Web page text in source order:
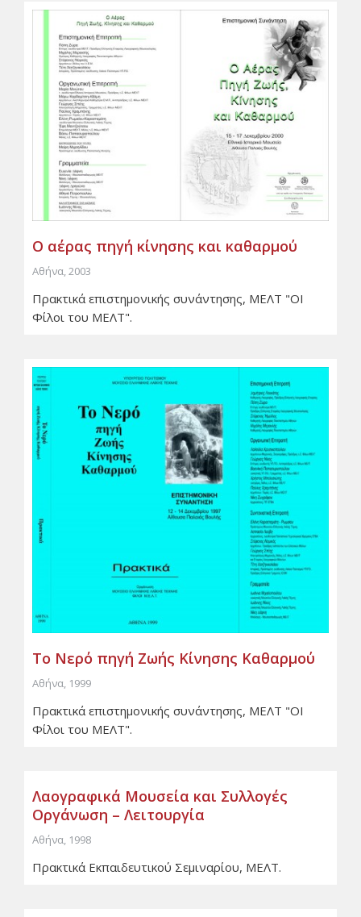
Ο αέρας πηγή κίνησης και καθαρμού
Αθήνα, 2003
Πρακτικά επιστημονικής συνάντησης, ΜΕΛΤ "ΟΙ
Φίλοι του ΜΕΛΤ".
Το Νερό πηγή Ζωής Κίνησης Καθαρμού
Αθήνα, 1999
Πρακτικά επιστημονικής συνάντησης, ΜΕΛΤ "ΟΙ
Φίλοι του ΜΕΛΤ".
Λαογραφικά Μουσεία και Συλλογές
Οργάνωση – Λειτουργία
Αθήνα, 1998
Πρακτικά Εκπαιδευτικού Σεμιναρίου, ΜΕΛΤ.